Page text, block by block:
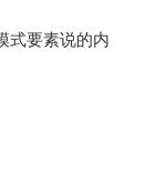
式要素说的内